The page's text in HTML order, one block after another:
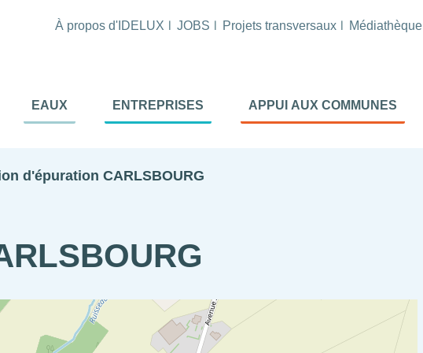
À propos d'IDELUX JOBS Projets transversaux Médiathèque
EAUX ENTREPRISES APPUI AUX COMMUNES
d'épuration CARLSBOURG